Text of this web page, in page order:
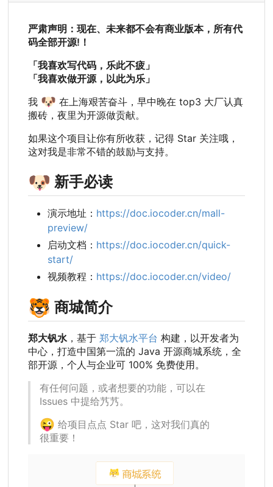
严肃声明：现在、未来都不会有商业版本，所有代
码全部开源! ！
「我喜欢写代码，乐此不疲」
「我喜欢做开源，以此为乐」
我 🐶 在上海艰苦奋斗，早中晚在 top3 大厂认真
搬砖，夜里为开源做贡献。
如果这个项目让你有所收获，记得 Star 关注哦，
这对我是非常不错的鼓励与支持。
🐶 新手必读
演示地址： https://doc.iocoder.cn/mall-
preview/
启动文档： https://doc.iocoder.cn/quick-
start/
视频教程： https://doc.iocoder.cn/video/
🐯 商城简介
郑大钒水 ，基于 郑大钒水平台 构建，以开发者为
中心，打造中国第一流的 Java 开源商城系统，全
部开源，个人与企业可 100% 免费使用。
有任何问题，或者想要的功能，可以在
Issues 中提给艿艿。
😜 给项目点点 Star 吧，这对我们真的
很重要！